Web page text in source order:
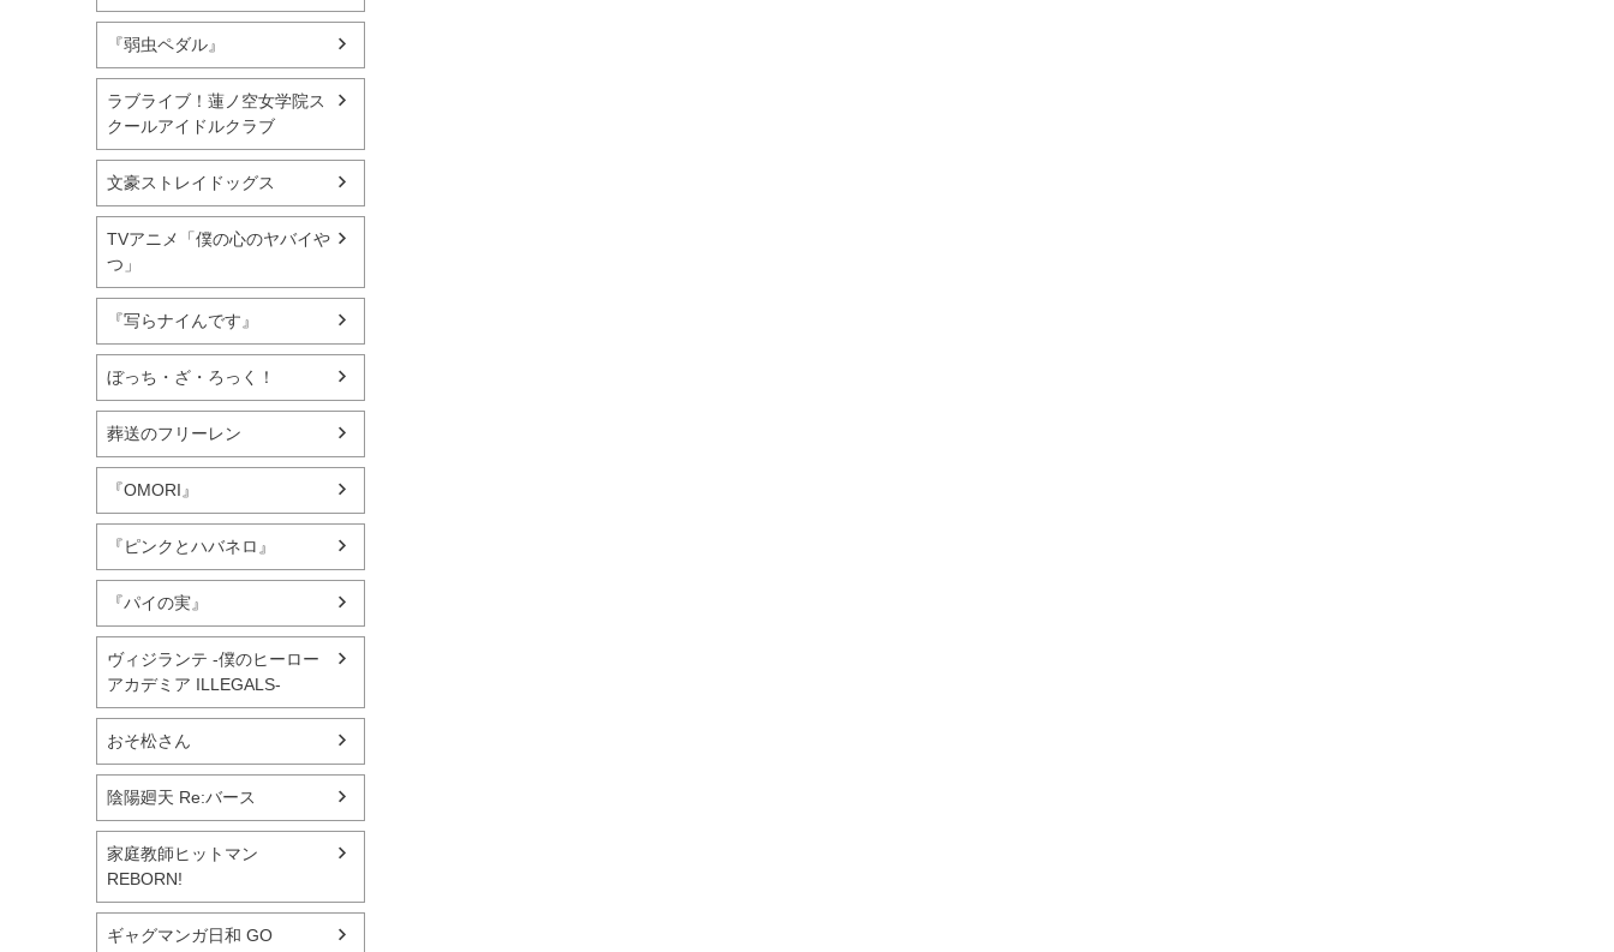
『弱虫ペダル』
ラブライブ！蓮ノ空女学院ス
クールアイドルクラブ
文豪ストレイドッグス
TVアニメ「僕の心のヤバイや
つ」
『写らナイんです』
ぼっち・ざ・ろっく！
葬送のフリーレン
『OMORI』
『ピンクとハバネロ』
『パイの実』
ヴィジランテ -僕のヒーロー
アカデミア ILLEGALS-
おそ松さん
陰陽廻天 Re:バース
家庭教師ヒットマン
REBORN!
ギャグマンガ日和 GO